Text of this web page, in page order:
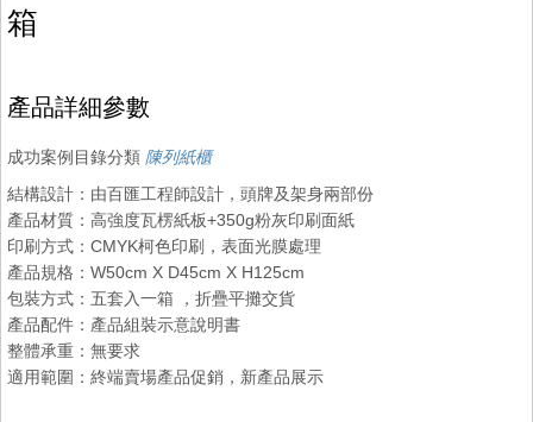
箱
產品詳細參數
成功案例目錄分類 陳列紙櫃
結構設計：由百匯工程師設計，頭牌及架身兩部份
產品材質：高強度瓦楞紙板+350g粉灰印刷面紙
印刷方式：CMYK柯色印刷，表面光膜處理
產品規格：W50cm X D45cm X H125cm
包裝方式：五套入一箱 ，折疊平攤交貨
產品配件：產品組裝示意說明書
整體承重：無要求
適用範圍：終端賣場產品促銷，新產品展示